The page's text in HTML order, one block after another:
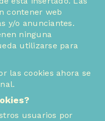
contener web
y/o anunciantes.
ninguna
utilizarse para
las cookies ahora se
usuarios por